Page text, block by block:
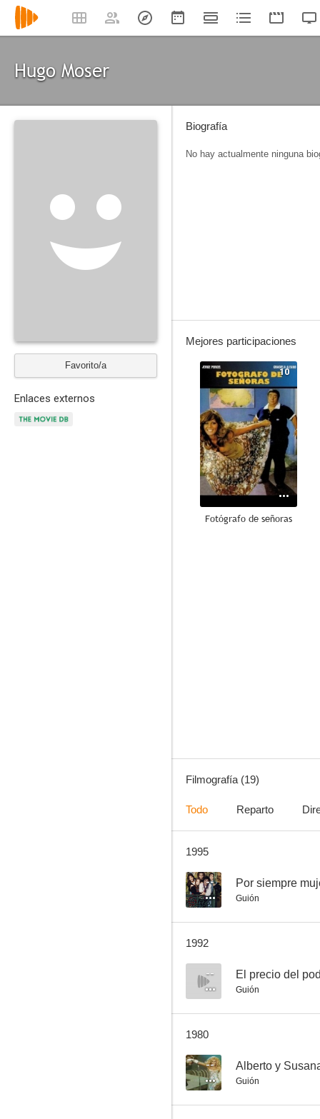
Hugo Moser
Favorito/a
Enlaces externos
Biografía
No hay actualmente ninguna
Mejores participaciones
10
Fotógrafo de señoras
Mi marido no funciona
Filmografía (19)
Todo Reparto
1995
-- Por siempre
Guión
1992
-- El precio del
Guión
1980
-- Alberto y
Guión